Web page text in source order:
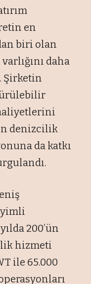
en
biri olan
daha
Şirketin
denizcilik
da katkı
200’ün
hizmeti
ile 65.000